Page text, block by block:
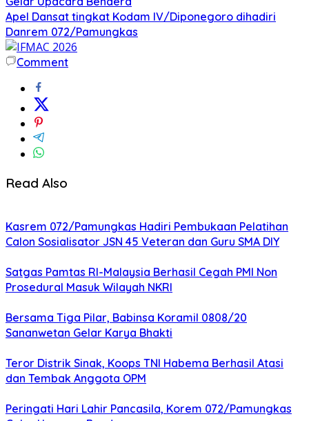
Apel Dansat tingkat Kodam lV/Diponegoro dihadiri
Danrem 072/Pamungkas
Comment
Read Also
Kasrem 072/Pamungkas Hadiri Pembukaan Pelatihan
Calon Sosialisator JSN 45 Veteran dan Guru SMA DIY
Satgas Pamtas RI-Malaysia Berhasil Cegah PMI Non
Prosedural Masuk Wilayah NKRI
Bersama Tiga Pilar, Babinsa Koramil 0808/20
Sananwetan Gelar Karya Bhakti
Teror Distrik Sinak, Koops TNI Habema Berhasil Atasi
dan Tembak Anggota OPM
Peringati Hari Lahir Pancasila, Korem 072/Pamungkas